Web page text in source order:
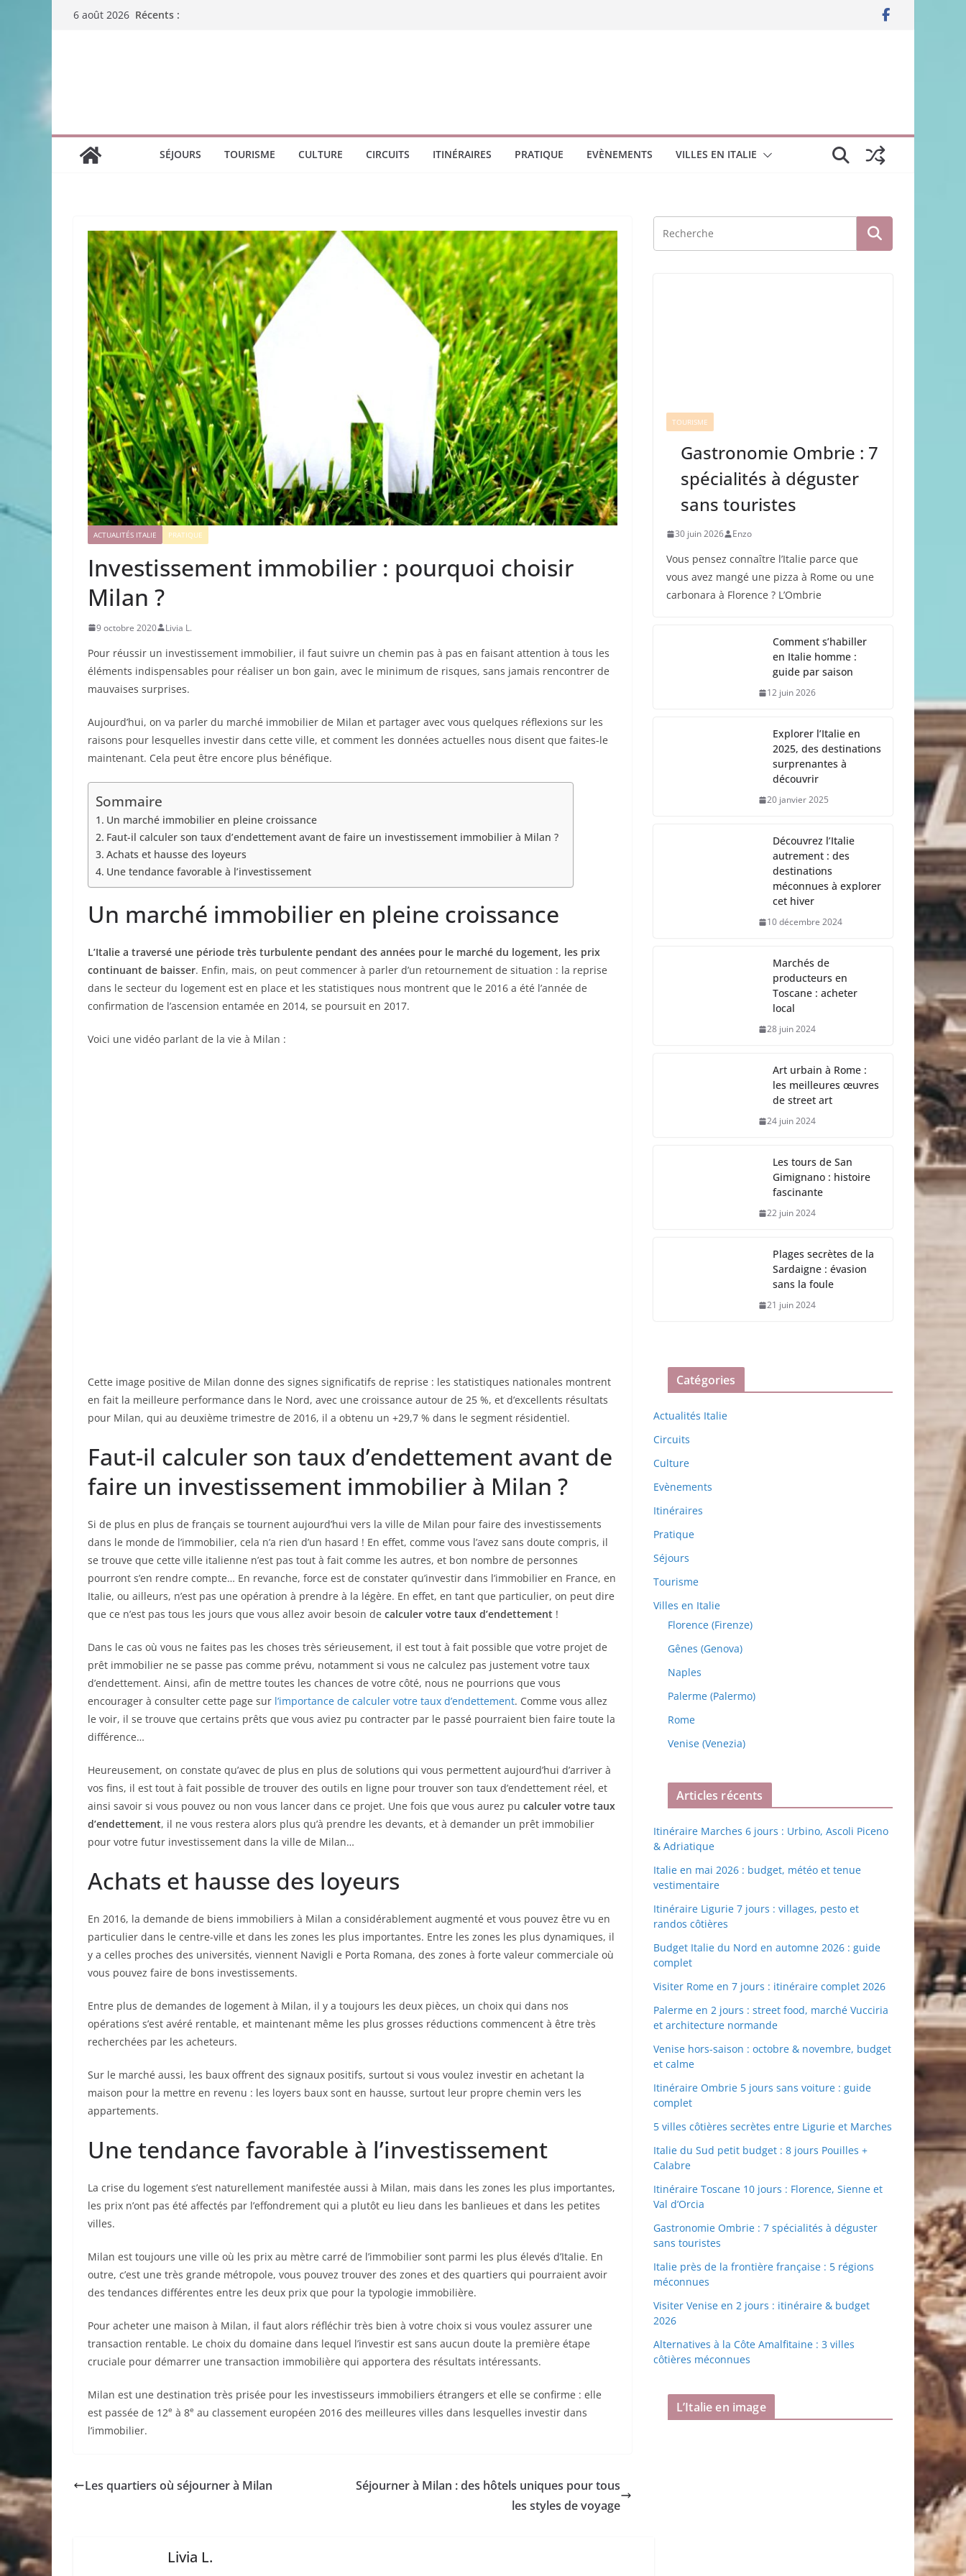
Passer6 août 2026 Récents :
SÉJOURS TOURISME CULTURE CIRCUITS ITINÉRAIRES PRATIQUE EVÈNEMENTS VILLES EN ITALIE
ACTUALITÉS ITALIE PRATIQUE
Investissement immobilier : pourquoi choisir
Milan ?
9 octobre 2020 Livia L.
Pour réussir un investissement immobilier, il faut suivre un chemin pas à pas en faisant attention à tous les
éléments indispensables pour réaliser un bon gain, avec le minimum de risques, sans jamais rencontrer de
mauvaises surprises.
Aujourd’hui, on va parler du marché immobilier de Milan et partager avec vous quelques réflexions sur les
raisons pour lesquelles investir dans cette ville, et comment les données actuelles nous disent que faites-le
maintenant. Cela peut être encore plus bénéfique.
Sommaire
Un marché immobilier en pleine croissance
Faut-il calculer son taux d’endettement avant de faire un investissement immobilier à Milan ?
Achats et hausse des loyeurs
Une tendance favorable à l’investissement
Un marché immobilier en pleine croissance
L’Italie a traversé une période très turbulente pendant des années pour le marché du logement, les prix
continuant de baisser. Enfin, mais, on peut commencer à parler d’un retournement de situation : la reprise
dans le secteur du logement est en place et les statistiques nous montrent que le 2016 a été l’année de
confirmation de l’ascension entamée en 2014, se poursuit en 2017.
Voici une vidéo parlant de la vie à Milan :
Cette image positive de Milan donne des signes significatifs de reprise : les statistiques nationales montrent
en fait la meilleure performance dans le Nord, avec une croissance autour de 25 %, et d’excellents résultats
pour Milan, qui au deuxième trimestre de 2016, il a obtenu un +29,7 % dans le segment résidentiel.
Faut-il calculer son taux d’endettement avant de
faire un investissement immobilier à Milan ?
Si de plus en plus de français se tournent aujourd’hui vers la ville de Milan pour faire des investissements
dans le monde de l’immobilier, cela n’a rien d’un hasard ! En effet, comme vous l’avez sans doute compris, il
se trouve que cette ville italienne n’est pas tout à fait comme les autres, et bon nombre de personnes
pourront s’en rendre compte… En revanche, force est de constater qu’investir dans l’immobilier en France, en
Italie, ou ailleurs, n’est pas une opération à prendre à la légère. En effet, en tant que particulier, on peut dire
que ce n’est pas tous les jours que vous allez avoir besoin de calculer votre taux d’endettement !
Dans le cas où vous ne faites pas les choses très sérieusement, il est tout à fait possible que votre projet de
prêt immobilier ne se passe pas comme prévu, notamment si vous ne calculez pas justement votre taux
d’endettement. Ainsi, afin de mettre toutes les chances de votre côté, nous ne pourrions que vous
encourager à consulter cette page sur l’importance de calculer votre taux d’endettement. Comme vous allez
le voir, il se trouve que certains prêts que vous aviez pu contracter par le passé pourraient bien faire toute la
différence…
Heureusement, on constate qu’avec de plus en plus de solutions qui vous permettent aujourd’hui d’arriver à
vos fins, il est tout à fait possible de trouver des outils en ligne pour trouver son taux d’endettement réel, et
ainsi savoir si vous pouvez ou non vous lancer dans ce projet. Une fois que vous aurez pu calculer votre taux
d’endettement, il ne vous restera alors plus qu’à prendre les devants, et à demander un prêt immobilier
pour votre futur investissement dans la ville de Milan…
Achats et hausse des loyeurs
En 2016, la demande de biens immobiliers à Milan a considérablement augmenté et vous pouvez être vu en
particulier dans le centre-ville et dans les zones les plus importantes. Entre les zones les plus dynamiques, il
y a celles proches des universités, viennent Navigli e Porta Romana, des zones à forte valeur commerciale où
vous pouvez faire de bons investissements.
Entre plus de demandes de logement à Milan, il y a toujours les deux pièces, un choix qui dans nos
opérations s’est avéré rentable, et maintenant même les plus grosses réductions commencent à être très
recherchées par les acheteurs.
Sur le marché aussi, les baux offrent des signaux positifs, surtout si vous voulez investir en achetant la
maison pour la mettre en revenu : les loyers baux sont en hausse, surtout leur propre chemin vers les
appartements.
Une tendance favorable à l’investissement
La crise du logement s’est naturellement manifestée aussi à Milan, mais dans les zones les plus importantes,
les prix n’ont pas été affectés par l’effondrement qui a plutôt eu lieu dans les banlieues et dans les petites
villes.
Milan est toujours une ville où les prix au mètre carré de l’immobilier sont parmi les plus élevés d’Italie. En
outre, c’est une très grande métropole, vous pouvez trouver des zones et des quartiers qui pourraient avoir
des tendances différentes entre les deux prix que pour la typologie immobilière.
Pour acheter une maison à Milan, il faut alors réfléchir très bien à votre choix si vous voulez assurer une
transaction rentable. Le choix du domaine dans lequel l’investir est sans aucun doute la première étape
cruciale pour démarrer une transaction immobilière qui apportera des résultats intéressants.
Milan est une destination très prisée pour les investisseurs immobiliers étrangers et elle se confirme : elle
est passée de 12e à 8e au classement européen 2016 des meilleures villes dans lesquelles investir dans
l’immobilier.
Les quartiers où séjourner à Milan
Séjourner à Milan : des hôtels uniques pour tous
les styles de voyage
Livia L.
TOURISME
Gastronomie Ombrie : 7
spécialités à déguster
sans touristes
30 juin 2026 Enzo
Vous pensez connaître l’Italie parce que
vous avez mangé une pizza à Rome ou une
carbonara à Florence ? L’Ombrie
Comment s’habiller
en Italie homme :
guide par saison
12 juin 2026
Explorer l’Italie en
2025, des destinations
surprenantes à
découvrir
20 janvier 2025
Découvrez l’Italie
autrement : des
destinations
méconnues à explorer
cet hiver
10 décembre 2024
Marchés de
producteurs en
Toscane : acheter
local
28 juin 2024
Art urbain à Rome :
les meilleures œuvres
de street art
24 juin 2024
Les tours de San
Gimignano : histoire
fascinante
22 juin 2024
Plages secrètes de la
Sardaigne : évasion
sans la foule
21 juin 2024
Catégories
Actualités Italie
Circuits
Culture
Evènements
Itinéraires
Pratique
Séjours
Tourisme
Villes en Italie
Florence (Firenze)
Gênes (Genova)
Naples
Palerme (Palermo)
Rome
Venise (Venezia)
Articles récents
Itinéraire Marches 6 jours : Urbino, Ascoli Piceno
& Adriatique
Italie en mai 2026 : budget, météo et tenue
vestimentaire
Itinéraire Ligurie 7 jours : villages, pesto et
randos côtières
Budget Italie du Nord en automne 2026 : guide
complet
Visiter Rome en 7 jours : itinéraire complet 2026
Palerme en 2 jours : street food, marché Vucciria
et architecture normande
Venise hors-saison : octobre & novembre, budget
et calme
Itinéraire Ombrie 5 jours sans voiture : guide
complet
5 villes côtières secrètes entre Ligurie et Marches
Italie du Sud petit budget : 8 jours Pouilles +
Calabre
Itinéraire Toscane 10 jours : Florence, Sienne et
Val d’Orcia
Gastronomie Ombrie : 7 spécialités à déguster
sans touristes
Italie près de la frontière française : 5 régions
méconnues
Visiter Venise en 2 jours : itinéraire & budget
2026
Alternatives à la Côte Amalfitaine : 3 villes
côtières méconnues
L’Italie en image